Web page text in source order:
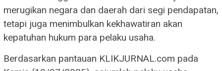
merugikan negara dan daerah dari segi pendapatan,
tetapi juga menimbulkan kekhawatiran akan
kepatuhan hukum para pelaku usaha.
Berdasarkan pantauan KLIKJURNAL.com pada